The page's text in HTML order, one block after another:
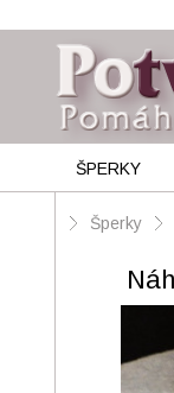
ŠPERKY
Šperky